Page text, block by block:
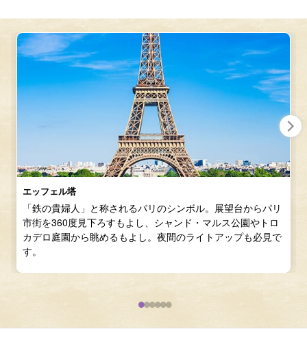
エッフェル塔
「鉄の貴婦人」と称されるパリのシンボル。展望台からパリ
市街を360度見下ろすもよし、シャンド・マルス公園やトロ
カデロ庭園から眺めるもよし。夜間のライトアップも必見で
す。